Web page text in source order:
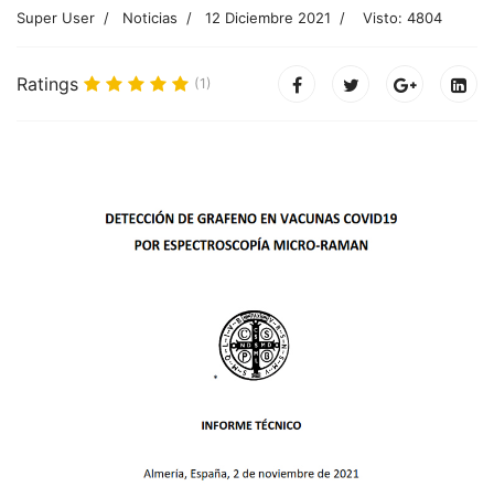
Super User Noticias 12 Diciembre 2021 Visto: 4804
Ratings (1)